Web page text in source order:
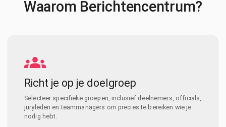
Waarom Berichtencentrum?
Richt je op je doelgroep
Selecteer specifieke groepen, inclusief deelnemers, officials,
juryleden en teammanagers om precies te bereiken wie je
nodig hebt.